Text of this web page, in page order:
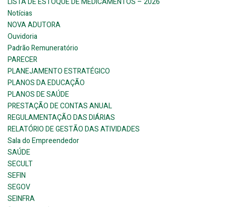
Notícias
NOVA ADUTORA
Ouvidoria
Padrão Remuneratório
PARECER
PLANEJAMENTO ESTRATÉGICO
PLANOS DA EDUCAÇÃO
PLANOS DE SAÚDE
PRESTAÇÃO DE CONTAS ANUAL
REGULAMENTAÇÃO DAS DIÁRIAS
RELATÓRIO DE GESTÃO DAS ATIVIDADES
Sala do Empreendedor
SAÚDE
SECULT
SEFIN
SEGOV
SEINFRA